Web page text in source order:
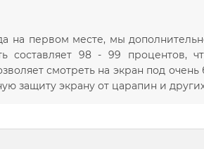
на первом месте, мы
составляет 98 - 99 процентов,
смотреть на экран под
защиту экрану от царапин и